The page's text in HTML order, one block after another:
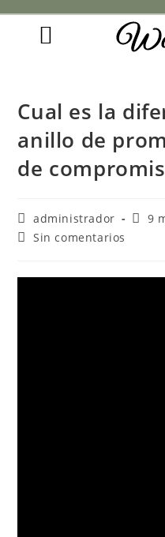
Cual es la
anillo de
de
administrador 9
Sin comentarios